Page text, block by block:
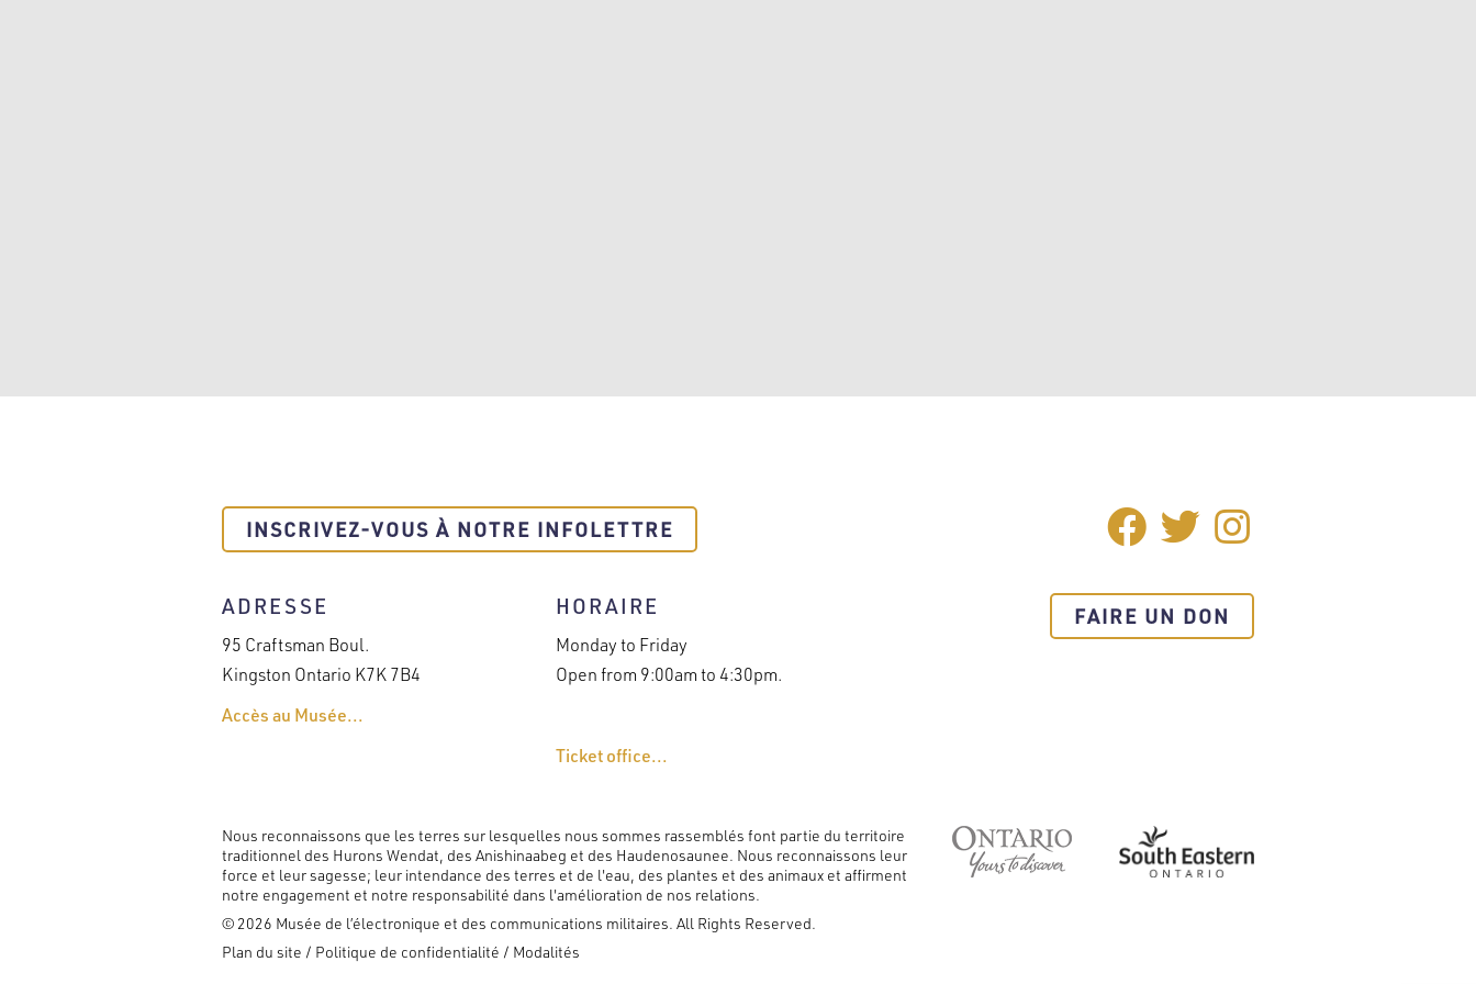
SOCIAL
MEDIA Facebook
Twitter
FAIRE UN DON
INSCRIVEZ-VOUS À NOTRE INFOLETTRE
ADRESSE
95 Craftsman Boul.
Kingston Ontario K7K 7B4
Accès au Musée...
HORAIRE
Monday to Friday
Open from 9:00am to 4:30pm.
Ticket office...
Nous reconnaissons que les terres sur lesquelles nous sommes rassemblés font partie du territoire
traditionnel des Hurons Wendat, des Anishinaabeg et des Haudenosaunee. Nous reconnaissons leur
force et leur sagesse; leur intendance des terres et de l'eau, des plantes et des animaux et affirment
notre engagement et notre responsabilité dans l'amélioration de nos relations.
© 2026 Musée de l’électronique et des communications militaires. All Rights Reserved.
FOOTER
Plan du site Politique de confidentialité Modalités